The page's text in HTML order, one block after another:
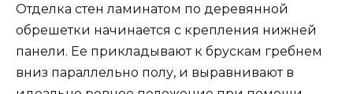
Отделка стен ламинатом по деревянной
обрешетки начинается с крепления нижней
панели. Ее прикладывают к брускам гребнем
вниз параллельно полу, и выравнивают в